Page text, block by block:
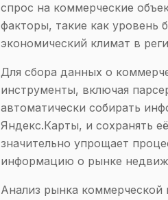
спрос на коммерческие
факторы, такие как уровень
экономический климат в
Для сбора данных о
инструменты, включая
автоматически собирать
Яндекс.Карты, и сохранять
значительно упрощает
информацию о рынке
Анализ рынка